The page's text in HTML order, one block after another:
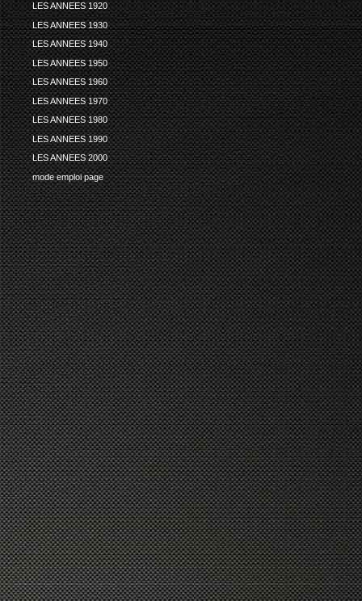
LES ANNEES 1920
LES ANNEES 1930
LES ANNEES 1940
LES ANNEES 1950
LES ANNEES 1960
LES ANNEES 1970
LES ANNEES 1980
LES ANNEES 1990
LES ANNEES 2000
mode emploi page